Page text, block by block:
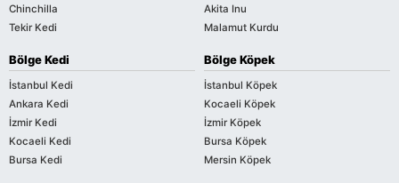
Chinchilla
Tekir Kedi
Akita Inu
Malamut Kurdu
Bölge Kedi
İstanbul Kedi
Ankara Kedi
İzmir Kedi
Kocaeli Kedi
Bursa Kedi
Bölge Köpek
İstanbul Köpek
Kocaeli Köpek
İzmir Köpek
Bursa Köpek
Mersin Köpek